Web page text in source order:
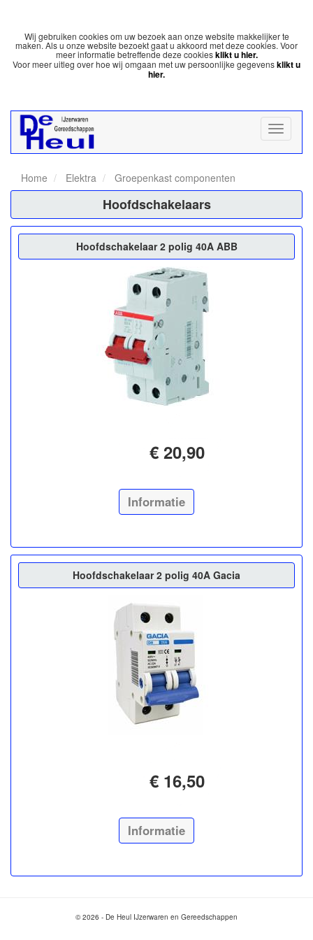
Wij gebruiken cookies om uw bezoek aan onze website makkelijker te
maken. Als u onze website bezoekt gaat u akkoord met deze cookies. Voor
meer informatie betreffende deze cookiesklikt u hier.
Voor meer uitleg over hoe wij omgaan met uw persoonlijke gegevensklikt u
hier.
Home Elektra Groepenkast componenten
Hoofdschakelaars
Hoofdschakelaar 2 polig 40A ABB
€ 20,90
Informatie
Hoofdschakelaar 2 polig 40A Gacia
€ 16,50
Informatie
© 2026 - De Heul IJzerwaren en Gereedschappen